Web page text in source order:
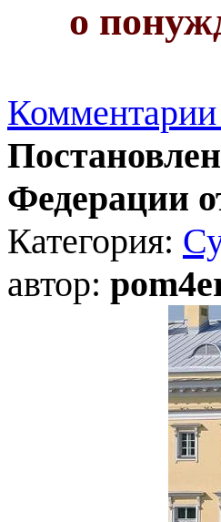
о
Федерации
Категория:
автор: